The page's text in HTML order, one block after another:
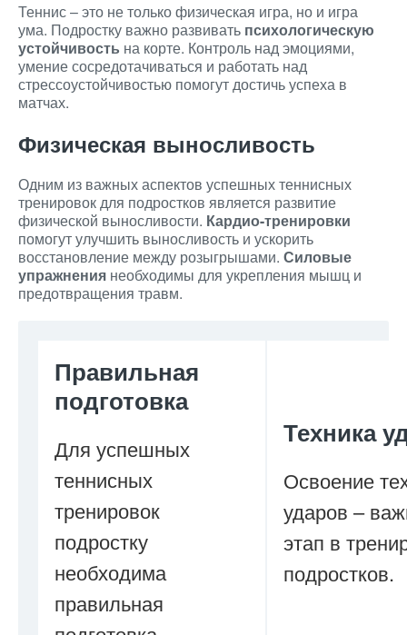
Теннис – это не только физическая игра, но и игра
ума. Подростку важно развивать психологическую
устойчивость на корте. Контроль над эмоциями,
умение сосредотачиваться и работать над
стрессоустойчивостью помогут достичь успеха в
матчах.
Физическая выносливость
Одним из важных аспектов успешных теннисных
тренировок для подростков является развитие
физической выносливости. Кардио-тренировки
помогут улучшить выносливость и ускорить
восстановление между розыгрышами. Силовые
упражнения необходимы для укрепления мышц и
предотвращения травм.
Правильная
подготовка
Для успешных
теннисных
тренировок
подростку
необходима
правильная
Техника
Освоение
ударов –
этап в
подростков.